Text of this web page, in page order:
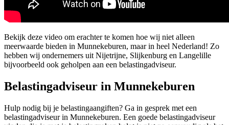
Bekijk deze video om erachter te komen hoe wij niet alleen
meerwaarde bieden in Munnekeburen, maar in heel Nederland! Zo
hebben wij ondernemers uit Nijetrijne, Slijkenburg en Langelille
bijvoorbeeld ook geholpen aan een belastingadviseur.
Belastingadviseur in Munnekeburen
Hulp nodig bij je belastingaangiften? Ga in gesprek met een
belastingadviseur in Munnekeburen. Een goede belastingadviseur